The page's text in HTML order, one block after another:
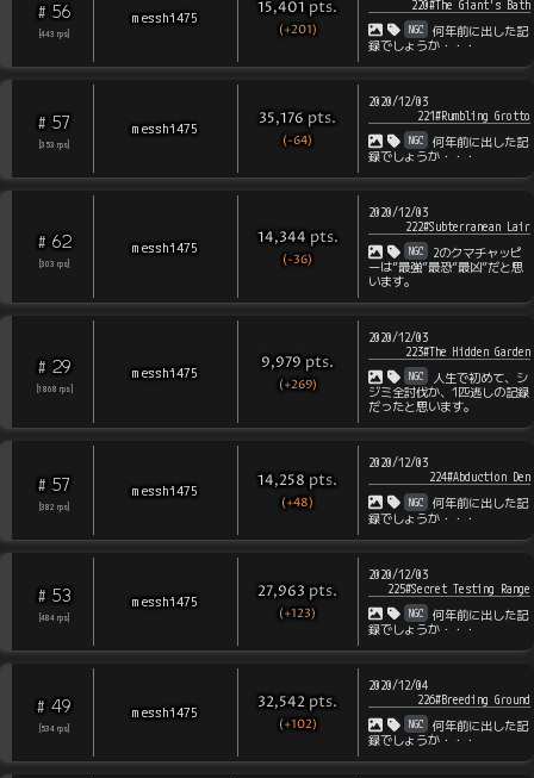
# 56
[443 rps
messhi475 15,401 pts.
(+201)
220#The Giant's Bath
NGC
何年前に出した記
録でしょうか・・・
# 57
[353 rps
messhi475 35,176 pts.
(-64)
2020/12/03
221#Rumbling Grotto
NGC
何年前に出した記
録でしょうか・・・
# 62
[303 rps
messhi475 14,344 pts.
(-36)
2020/12/03
222#Subterranean Lair
NGC
2のクマチャッピ
ーは”最強”最恐”最凶”だと思
います。
# 29
1868 rps
messhi475 9,979 pts.
(+269)
2020/12/03
223#The Hidden Garden
NGC
人生で初めて、シ
ジミ全討伐か、1匹逃しの記録
だったと思います。
# 57
[382 rps
messhi475 14,258 pts.
(+48)
2020/12/03
224#Abduction Den
NGC
何年前に出した記
録でしょうか・・・
# 53
[484 rps
messhi475 27,963 pts.
(+123)
2020/12/03
225#Secret Testing Range
NGC
何年前に出した記
録でしょうか・・・
# 49
534 rps
messhi475 32,542 pts.
(+102)
2020/12/04
226#Breeding Ground
NGC
何年前に出した記
録でしょうか・・・